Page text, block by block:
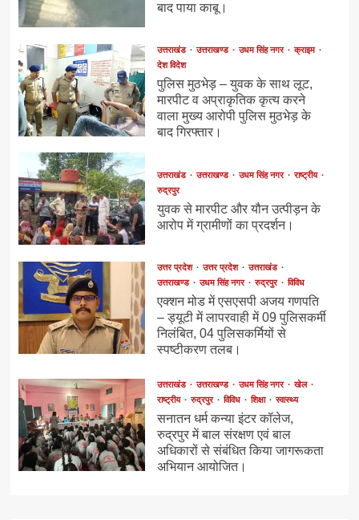
बाद पाया काबू।
उत्तराखंड उत्तराखण्ड उधम सिंह नगर
क्राइम
देश विदेश
पुलिस मुठभेड़ – युवक के साथ लूट,
मारपीट व अप्राकृतिक कृत्य करने
वाला मुख्य आरोपी पुलिस मुठभेड़ के
बाद गिरफ्तार।
उत्तराखंड उत्तराखण्ड उधम सिंह नगर
राष्ट्रीय
रुद्रपुर
युवक से मारपीट और यौन उत्पीड़न के
आरोप में ग्रामीणों का प्रदर्शन।
उत्तर प्रदेश उत्तर प्रदेश
उत्तराखंड
उत्तराखण्ड
उधम सिंह नगर रुद्रपुर विविध
एक्शन मोड में एसएसपी अजय गणपति
– ड्यूटी में लापरवाही में 09 पुलिसकर्मी
निलंबित, 04 पुलिसकर्मियों से
स्पष्टीकरण तलब।
उत्तराखंड उत्तराखण्ड उधम सिंह नगर
खेल
राष्ट्रीय
रुद्रपुर विविध शिक्षा स्वास्थ्य
सनातन धर्म कन्या इंटर कॉलेज,
रुद्रपुर में बाल संरक्षण एवं बाल
अधिकारों से संबंधित किया जागरूकता
अभियान आयोजित।